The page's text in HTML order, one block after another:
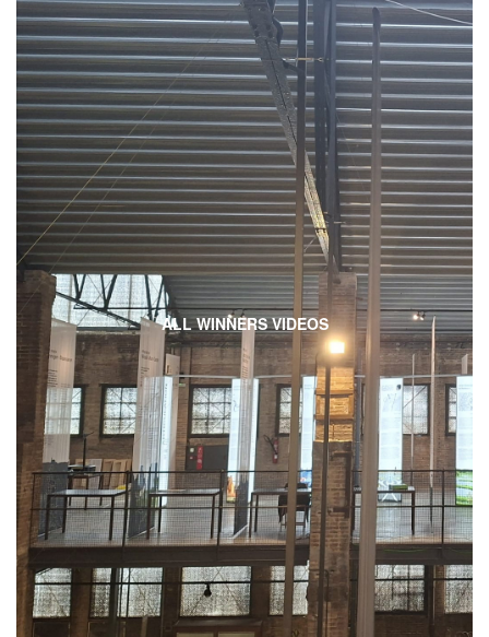
ALL WINNERS VIDEOS